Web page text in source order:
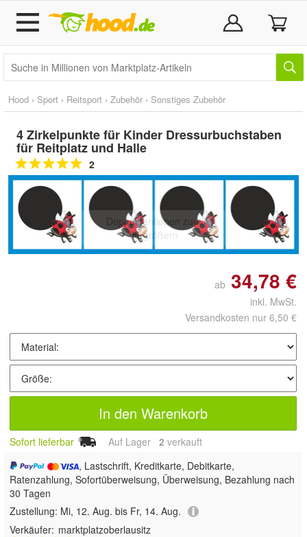
Hood › Sport › Reitsport › Zubehör › Sonstiges Zubehör
4 Zirkelpunkte für Kinder Dressurbuchstaben
für Reitplatz und Halle
2
Doppelt antippen zum
vergrößern
ab 34,78 €
inkl. MwSt.
Versandkosten nur 6,50 €
In den Warenkorb
Sofort lieferbar Auf Lager 2 verkauft
, Lastschrift, Kreditkarte, Debitkarte,
Ratenzahlung, Sofortüberweisung, Überweisung, Bezahlung nach
30 Tagen
Zustellung: Mi, 12. Aug. bis Fr, 14. Aug.
Verkäufer: marktplatzoberlausitz